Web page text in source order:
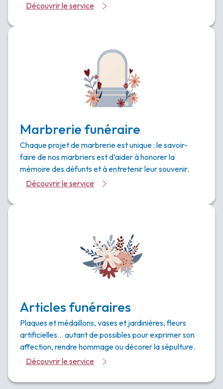
Découvrir le service
Marbrerie funéraire
Chaque projet de marbrerie est unique : le savoir-
faire de nos marbriers est d’aider à honorer la
mémoire des défunts et à entretenir leur souvenir.
Découvrir le service
Articles funéraires
Plaques et médaillons, vases et jardinières, fleurs
artificielles… autant de possibles pour exprimer son
affection, rendre hommage ou décorer la sépulture.
Découvrir le service